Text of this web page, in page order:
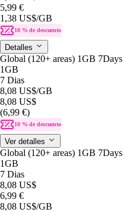
5,99 €
1,38 US$/GB
10 % de descuento
Detalles
Global (120+ areas) 1GB 7Days
1GB
7 Dias
8,08 US$/GB
8,08 US$
(6,99 €)
10 % de descuento
Ver detalles
Global (120+ areas) 1GB 7Days
1GB
7 Dias
8,08 US$
6,99 €
8,08 US$/GB